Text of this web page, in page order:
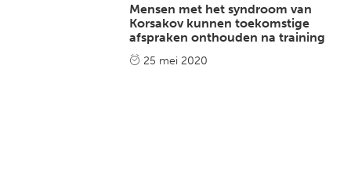
Mensen met het syndroom van
Korsakov kunnen toekomstige
afspraken onthouden na training
25 mei 2020